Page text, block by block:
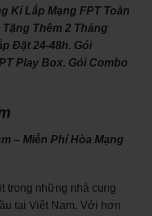
Kí Lắp Mạng FPT Toàn
Thêm 2 Tháng
Đặt 24-48h. Gói
Play Box. Gói Combo
– Miễn Phí Hòa Mạng
trong những nhà cung
tại Việt Nam. Với hơn